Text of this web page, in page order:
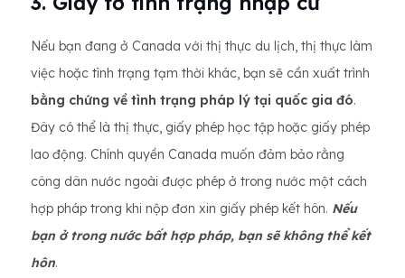
Nếu bạn đang ở Canada với thị thực du lịch, thị thực làm
việc hoặc tình trạng tạm thời khác, bạn sẽ cần xuất trình
bằng chứng về tình trạng pháp lý tại quốc gia đó.
Đây có thể là thị thực, giấy phép học tập hoặc giấy phép
lao động. Chính quyền Canada muốn đảm bảo rằng
công dân nước ngoài được phép ở trong nước một cách
hợp pháp trong khi nộp đơn xin giấy phép kết hôn. Nếu
bạn ở trong nước bất hợp pháp, bạn sẽ không thể kết
hôn.